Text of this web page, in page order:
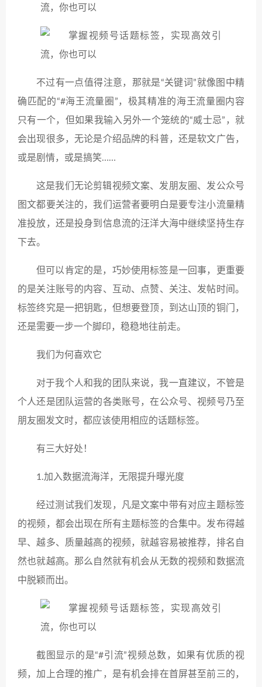
不过有一点值得注意，那就是“关键词”就像图中精
确匹配的“#海王流量圈”，极其精准的海王流量圈内容
只有一个，但如果我输入另外一个笼统的“威士忌”，就
会出现很多，无论是介绍品牌的科普，还是软文广告，
或是剧情，或是搞笑……
这是我们无论剪辑视频文案、发朋友圈、发公众号
图文都要关注的，我们运营者要明白是要专注小流量精
准投放，还是投身到信息流的汪洋大海中继续坚持生存
下去。
但可以肯定的是，巧妙使用标签是一回事，更重要
的是关注账号的内容、互动、点赞、关注、发帖时间。
标签终究是一把钥匙，但想要登顶，到达山顶的铜门，
还是需要一步一个脚印，稳稳地往前走。
我们为何喜欢它
对于我个人和我的团队来说，我一直建议，不管是
个人还是团队运营的各类账号，在公众号、视频号乃至
朋友圈发文时，都应该使用相应的话题标签。
有三大好处！
1.加入数据流海洋，无限提升曝光度
经过测试我们发现，凡是文案中带有对应主题标签
的视频，都会出现在所有主题标签的合集中。发布得越
早、越多、质量越高的视频，就越容易被推荐，排名自
然也就越高。那么自然就有机会从无数的视频和数据流
中脱颖而出。
截图显示的是“#引流”视频总数，如果有优质的视
频，加上合理的推广，是有机会排在首屏甚至前三的，